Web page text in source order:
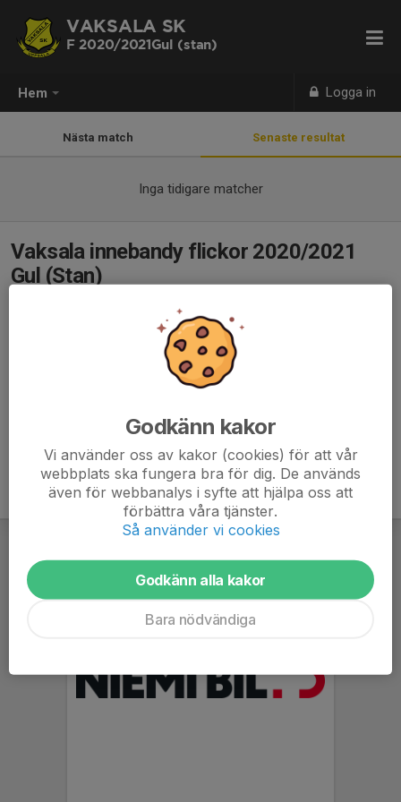
Hem Logga in
VAKSALA SK
F 2020/2021Gul (stan)
Nästa match Senaste resultat
Inga tidigare matcher
Vaksala innebandy flickor 2020/2021
Gul (Stan)
Välkommen till vår lagsida
Träningstid kommer vara lördagar 11:00 - 12:00 i Årstaskolan
Godkänn kakor
Vi använder oss av kakor (cookies) för att vår
webbplats ska fungera bra för dig. De används
även för webbanalys i syfte att hjälpa oss att
förbättra våra tjänster.
Så använder vi cookies
Godkänn alla kakor
Bara nödvändiga